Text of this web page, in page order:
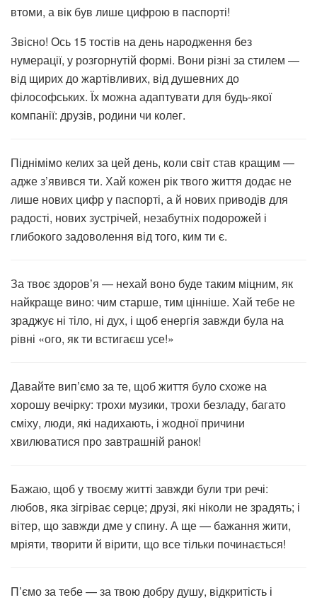
втоми, а вік був лише цифрою в паспорті!
Звісно! Ось 15 тостів на день народження без
нумерації, у розгорнутій формі. Вони різні за стилем —
від щирих до жартівливих, від душевних до
філософських. Їх можна адаптувати для будь-якої
компанії: друзів, родини чи колег.
Піднімімо келих за цей день, коли світ став кращим —
адже з’явився ти. Хай кожен рік твого життя додає не
лише нових цифр у паспорті, а й нових приводів для
радості, нових зустрічей, незабутніх подорожей і
глибокого задоволення від того, ким ти є.
За твоє здоров’я — нехай воно буде таким міцним, як
найкраще вино: чим старше, тим цінніше. Хай тебе не
зраджує ні тіло, ні дух, і щоб енергія завжди була на
рівні «ого, як ти встигаєш усе!»
Давайте вип’ємо за те, щоб життя було схоже на
хорошу вечірку: трохи музики, трохи безладу, багато
сміху, люди, які надихають, і жодної причини
хвилюватися про завтрашній ранок!
Бажаю, щоб у твоєму житті завжди були три речі:
любов, яка зігріває серце; друзі, які ніколи не зрадять; і
вітер, що завжди дме у спину. А ще — бажання жити,
мріяти, творити й вірити, що все тільки починається!
П’ємо за тебе — за твою добру душу, відкритість і